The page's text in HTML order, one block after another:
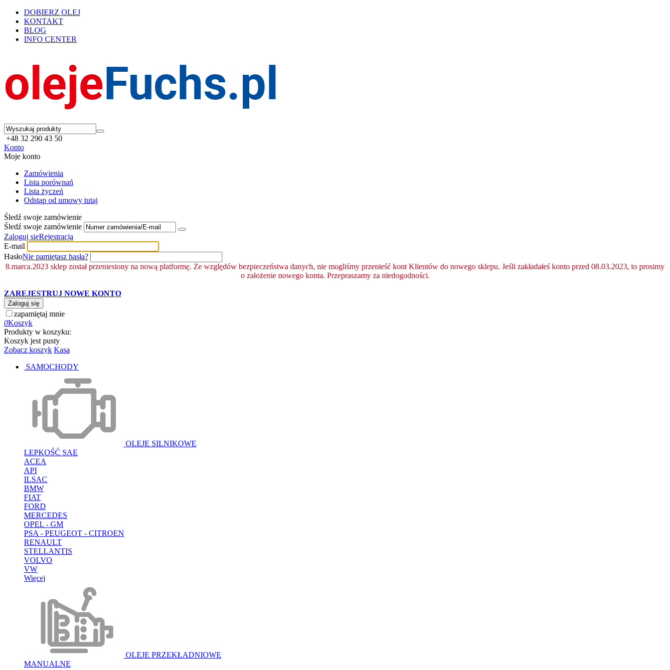
DOBIERZ OLEJ
KONTAKT
BLOG
INFO CENTER
+48 32 290 43 50
Konto
Moje konto
Zamówienia
Lista porównań
Lista życzeń
Odstąp od umowy tutaj
Śledź swoje zamówienie
Śledź swoje zamówienie
Zaloguj sięRejestracja
E-mail
HasłoNie pamiętasz hasła?
8.marca.2023 sklep został przeniesiony na nową platformę. Ze względów bezpieczeństwa danych, nie mogliśmy przenieść kont Klientów do nowego sklepu. Jeśli zakładałeś konto przed 08.03.2023, to prosimy
o założenie nowego konta. Przepraszamy za niedogodności.
ZAREJESTRUJ NOWE KONTO
Zaloguj się
zapamiętaj mnie
0Koszyk
Produkty w koszyku:
Koszyk jest pusty
Zobacz koszyk Kasa
SAMOCHODY
OLEJE SILNIKOWE
LEPKOŚĆ SAE
ACEA
API
ILSAC
BMW
FIAT
FORD
MERCEDES
OPEL - GM
PSA - PEUGEOT - CITROEN
RENAULT
STELLANTIS
VOLVO
VW
Więcej
OLEJE PRZEKŁADNIOWE
MANUALNE